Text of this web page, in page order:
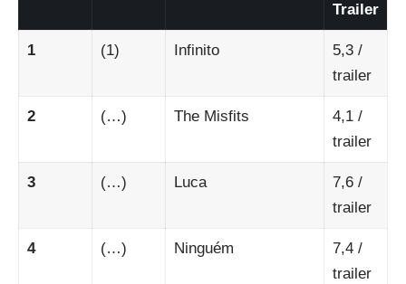
Trailer
1 (1) Infinito 5,3/
trailer
2 (…) The Misfits 4,1/
trailer
3 (…) Luca 7,6/
trailer
4 (…) Ninguém 7,4/
trailer